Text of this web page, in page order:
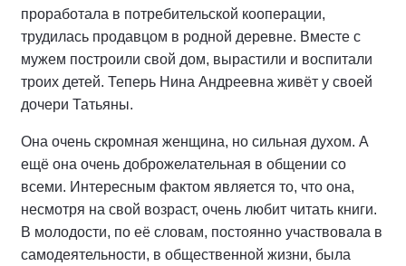
проработала в потребительской кооперации,
трудилась продавцом в родной деревне. Вместе с
мужем построили свой дом, вырастили и воспитали
троих детей. Теперь Нина Андреевна живёт у своей
дочери Татьяны.
Она очень скромная женщина, но сильная духом. А
ещё она очень доброжелательная в общении со
всеми. Интересным фактом является то, что она,
несмотря на свой возраст, очень любит читать книги.
В молодости, по её словам, постоянно участвовала в
самодеятельности, в общественной жизни, была